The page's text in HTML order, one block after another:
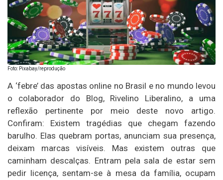
Foto: Pixabay/reprodução
A ‘febre’ das apostas online no Brasil e no mundo levou
o colaborador do Blog, Rivelino Liberalino, a uma
reflexão pertinente por meio deste novo artigo.
Confiram: Existem tragédias que chegam fazendo
barulho. Elas quebram portas, anunciam sua presença,
deixam marcas visíveis. Mas existem outras que
caminham descalças. Entram pela sala de estar sem
pedir licença, sentam-se à mesa da família, ocupam